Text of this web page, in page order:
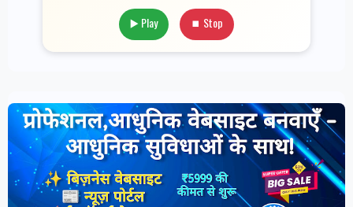
▶️ Play ⏹ Stop